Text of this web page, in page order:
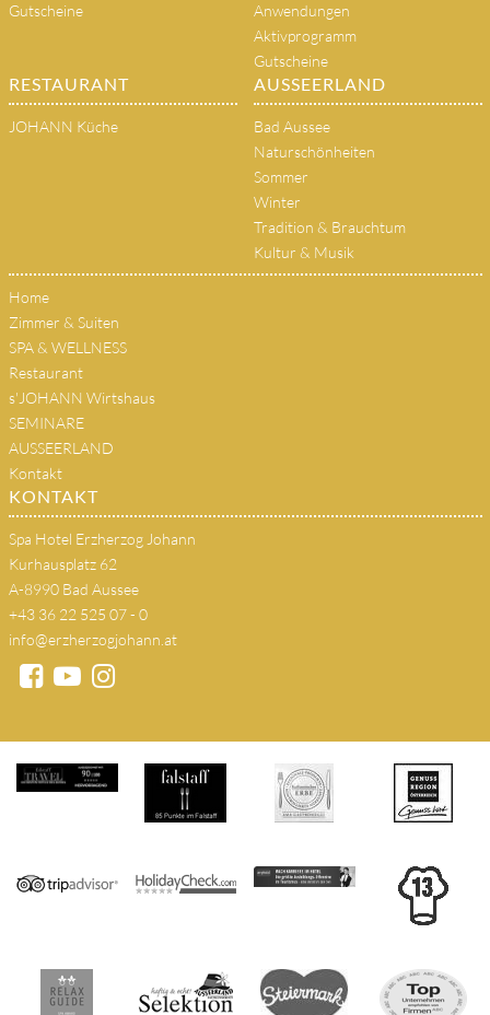
Gutscheine
Anwendungen
Aktivprogramm
Gutscheine
RESTAURANT
JOHANN Küche
AUSSEERLAND
Bad Aussee
Naturschönheiten
Sommer
Winter
Tradition & Brauchtum
Kultur & Musik
Home
Zimmer & Suiten
SPA & WELLNESS
Restaurant
s'JOHANN Wirtshaus
SEMINARE
AUSSEERLAND
Kontakt
KONTAKT
Spa Hotel Erzherzog Johann
Kurhausplatz 62
A-8990 Bad Aussee
+43 36 22 525 07 - 0
info@erzherzogjohann.at